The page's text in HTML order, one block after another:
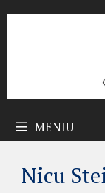
MENIU
Nicu